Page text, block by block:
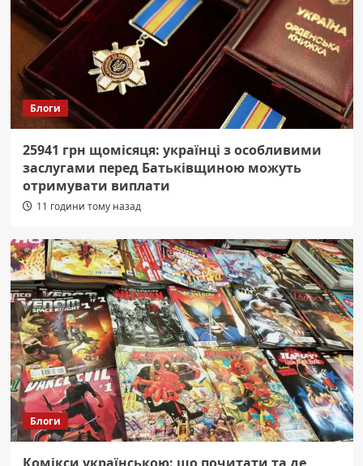
Блоги
25941 грн щомісяця: українці з особливими
заслугами перед Батьківщиною можуть
отримувати виплати
11 години тому назад
Блоги